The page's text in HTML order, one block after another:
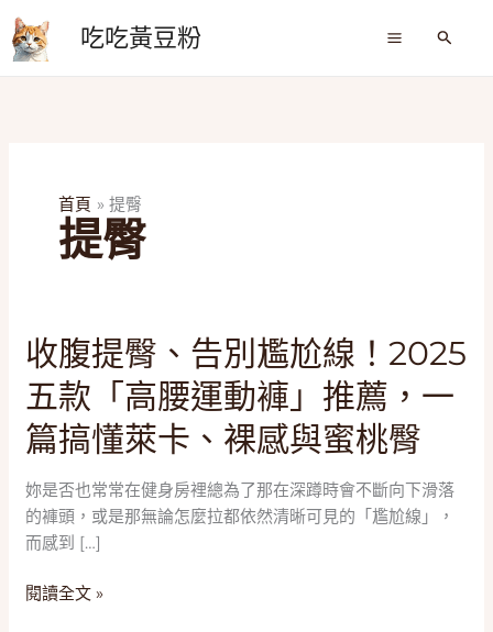
至
主
吃吃黃豆粉
搜
首頁 提臀
提臀
收腹提臀、告別尷尬線！2025
五款「高腰運動褲」推薦，一
篇搞懂萊卡、裸感與蜜桃臀
妳是否也常常在健身房裡總為了那在深蹲時會不斷向下滑落
的褲頭，或是那無論怎麼拉都依然清晰可見的「尷尬線」，
而感到 […]
收
腹
提
臀、
告
尷
尬
線！
2025
五
閱讀全文 »